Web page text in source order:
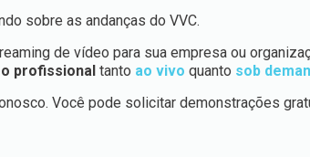
sobre as andanças do VVC.
de vídeo para sua empresa ou
profissional tanto ao vivo quanto sob
Você pode solicitar demonstrações